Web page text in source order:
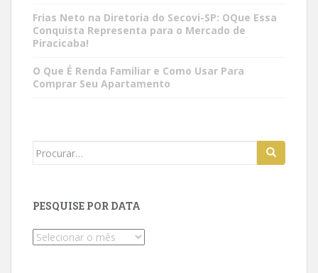
Frias Neto na Diretoria do Secovi-SP: OQue Essa
Conquista Representa para o Mercado de
Piracicaba!
O Que É Renda Familiar e Como Usar Para
Comprar Seu Apartamento
Search
PESQUISE POR DATA
Pesquise